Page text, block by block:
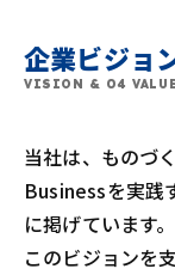
企業ビジョ
VISION & 04
当社は、ものづ
Businessを実践
に掲げています。
このビジョンを